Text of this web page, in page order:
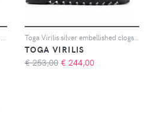
TOGA VIRILIS
€ 253,00 € 244,00